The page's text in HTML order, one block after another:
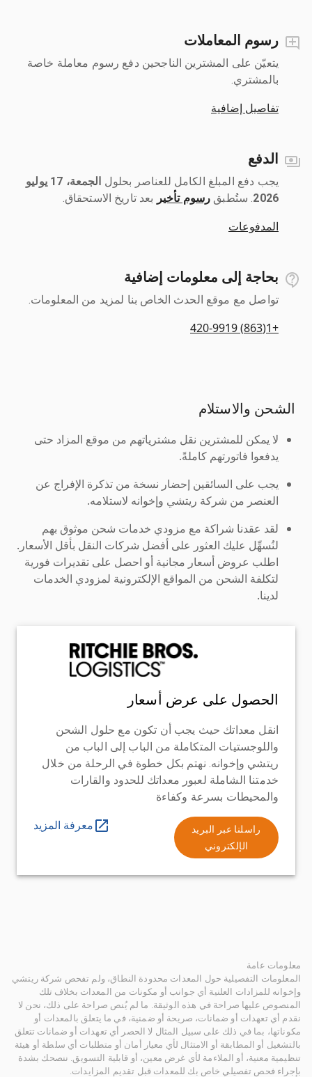
رسوم المعاملات
يتعيّن على المشترين الناجحين دفع رسوم معاملة خاصة
بالمشتري.
تفاصيل إضافية
الدفع
يجب دفع المبلغ الكامل للعناصر بحلول ‎
الجمعة، 17 يوليو
2026
رسوم تأخير بعد تاريخ الاستحقاق.
المدفوعات
بحاجة إلى معلومات إضافية
تواصل مع موقع الحدث الخاص بنا لمزيد من المعلومات.
+1(863) 420-9919
الشحن والاستلام
لا يمكن للمشترين نقل مشترياتهم من موقع المزاد حتى
يدفعوا فاتورتهم كاملةً.
يجب على السائقين إحضار نسخة من تذكرة الإفراج عن
العنصر من شركة ريتشي وإخوانه لاستلامه.
لقد عقدنا شراكة مع مزودي خدمات شحن موثوق بهم
لنُسهِّل عليك العثور على أفضل شركات النقل بأقل الأسعار.
اطلب عروض أسعار مجانية أو احصل على تقديرات فورية
لتكلفة الشحن من المواقع الإلكترونية لمزودي الخدمات
لدينا.
الحصول على عرض أسعار
انقل معداتك حيث يجب أن تكون مع حلول الشحن
واللوجستيات المتكاملة من الباب إلى الباب من
ريتشي وإخوانه. نهتم بكل خطوة في الرحلة من خلال
خدمتنا الشاملة لعبور معداتك للحدود والقارات
والمحيطات بسرعة وكفاءة
راسلنا عبر البريد
الإلكتروني
معرفة المزيد
معلومات عامة
المعلومات التفصيلية حول المعدات محدودة النطاق، ولم تفحص شركة ريتشي
وإخوانه للمزادات العلنية أي جوانب أو مكونات من المعدات بخلاف تلك
المنصوص عليها صراحة في هذه الوثيقة. ما لم يُنص صراحة على ذلك، نحن لا
نقدم أي تعهدات أو ضمانات، صريحة أو ضمنية، في ما يتعلق بالمعدات أو
مكوناتها، بما في ذلك على سبيل المثال لا الحصر أي تعهدات أو ضمانات تتعلق
بالتشغيل أو المطابقة أو الامتثال لأي معيار أمان أو متطلبات أي سلطة أو هيئة
تنظيمية معنية، أو الملاءمة لأي غرض معين، أو قابلية التسويق. ننصحك بشدة
بإجراء فحص تفصيلي خاص بك للمعدات قبل تقديم المزايدات.